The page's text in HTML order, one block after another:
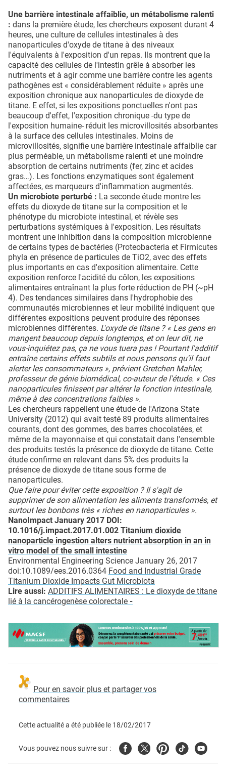
Une barrière intestinale affaiblie, un métabolisme ralenti
: dans la première étude, les chercheurs exposent durant 4
heures, une culture de cellules intestinales à des
nanoparticules d'oxyde de titane à des niveaux
l'équivalents à l'exposition d'un repas. Ils montrent que la
capacité des cellules de l'intestin grêle à absorber les
nutriments et à agir comme une barrière contre les agents
pathogènes est « considérablement réduite » après une
exposition chronique aux nanoparticules de dioxyde de
titane. E effet, si les expositions ponctuelles n'ont pas
beaucoup d'effet, l'exposition chronique -du type de
l'exposition humaine- réduit les microvillosités absorbantes
à la surface des cellules intestinales. Moins de
microvillosités, signifie une barrière intestinale affaiblie car
plus perméable, un métabolisme ralenti et une moindre
absorption de certains nutriments (fer, zinc et acides
gras…). Les fonctions enzymatiques sont également
affectées, es marqueurs d'inflammation augmentés.
Un microbiote perturbé : La seconde étude montre les
effets du dioxyde de titane sur la composition et le
phénotype du microbiote intestinal, et révèle ses
perturbations systémiques à l'exposition. Les résultats
montrent une inhibition dans la composition microbienne
de certains types de bactéries (Proteobacteria et Firmicutes
phyla en présence de particules de TiO2, avec des effets
plus importants en cas d'exposition alimentaire. Cette
exposition renforce l'acidité du côlon, les expositions
alimentaires entraînant la plus forte réduction de PH (~pH
4). Des tendances similaires dans l'hydrophobie des
communautés microbiennes et leur mobilité indiquent que
différentes expositions peuvent produire des réponses
microbiennes différentes. L'oxyde de titane ? « Les gens en
mangent beaucoup depuis longtemps, et on leur dit, ne
vous-inquiétez pas, ça ne vous tuera pas ! Pourtant l'additif
entraîne certains effets subtils et nous pensons qu'il faut
alerter les consommateurs », prévient Gretchen Mahler,
professeur de génie biomédical, co-auteur de l'étude. « Ces
nanoparticules finissent par altérer la fonction intestinale,
même à des concentrations faibles ».
Les chercheurs rappellent une étude de l'Arizona State
University (2012) qui avait testé 89 produits alimentaires
courants, dont des gommes, des barres chocolatées, et
même de la mayonnaise et qui constatait dans l'ensemble
des produits testés la présence de dioxyde de titane. Cette
étude confirme en relevant dans 5% des produits la
présence de dioxyde de titane sous forme de
nanoparticules.
Que faire pour éviter cette exposition ? Il s'agit de
supprimer de son alimentation les aliments transformés, et
surtout les bonbons très « riches en nanoparticules ».
NanoImpact January 2017 DOI:
10.1016/j.impact.2017.01.002 Titanium dioxide
nanoparticle ingestion alters nutrient absorption in an in
vitro model of the small intestine
Environmental Engineering Science January 26, 2017
doi:10.1089/ees.2016.0364 Food and Industrial Grade
Titanium Dioxide Impacts Gut Microbiota
Lire aussi: ADDITIFS ALIMENTAIRES : Le dioxyde de titane
lié à la cancérogenèse colorectale -
Pour en savoir plus et partager vos
commentaires
Cette actualité a été publiée le 18/02/2017
Vous pouvez nous suivre sur : FacebookTwitterPinterest
TiktokYoutube